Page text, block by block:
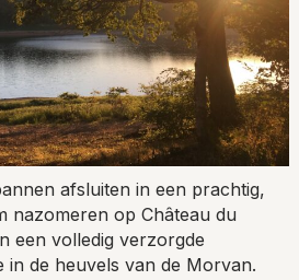
afsluiten in een prachtig,
nazomeren op Château du
een volledig verzorgde
in de heuvels van de Morvan.